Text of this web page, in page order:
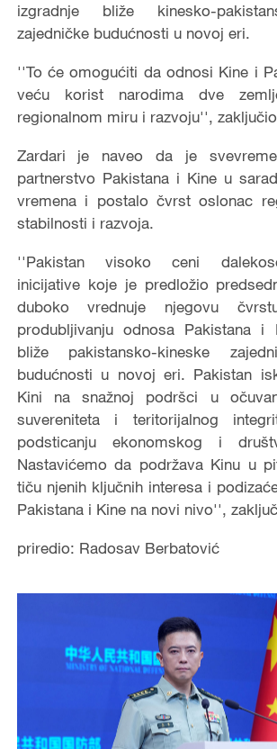
izgradnje bliže kinesko-
zajedničke budućnosti u novoj eri.
''To će omogućiti da odnosi Kine i
veću korist narodima dve
regionalnom miru i razvoju'',
Zardari je naveo da je
partnerstvo Pakistana i Kine u
vremena i postalo čvrst oslonac
stabilnosti i razvoja.
''Pakistan visoko ceni
inicijative koje je predložio
duboko vrednuje njegovu
produbljivanju odnosa Pakistana i
bliže pakistansko-kineske
budućnosti u novoj eri. Pakistan
Kini na snažnoj podršci u
suvereniteta i teritorijalnog
podsticanju ekonomskog i
Nastavićemo da podržava Kinu u
tiču njenih ključnih interesa i
Pakistana i Kine na novi nivo'',
priredio: Radosav Berbatović